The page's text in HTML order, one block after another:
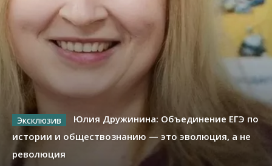
Юлия Дружинина: Объединение ЕГЭ по
истории и обществознанию — это эволюция, а не
революция